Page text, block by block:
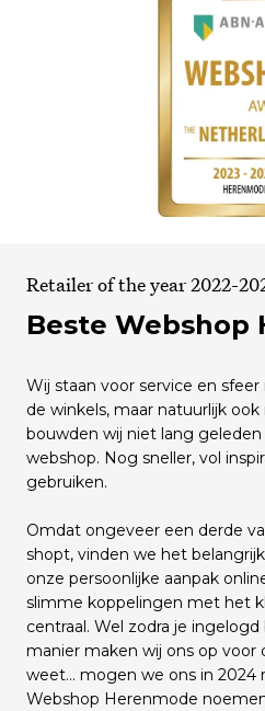
Retailer of the year 2022-
Beste Webshop
Wij staan voor service en
de winkels, maar natuurlijk
bouwden wij niet lang
webshop. Nog sneller, vol
gebruiken.
Omdat ongeveer een derde
shopt, vinden we het
onze persoonlijke aanpak
slimme koppelingen met het
centraal. Wel zodra je
manier maken wij ons op
weet... mogen we ons in 2024
Webshop Herenmode